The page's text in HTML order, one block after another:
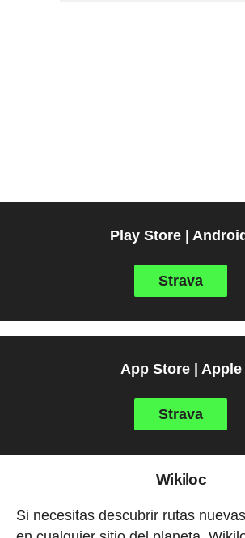
Play Store |
Strava
App Store | Apple
Strava
Wikiloc
Si necesitas descubrir rutas